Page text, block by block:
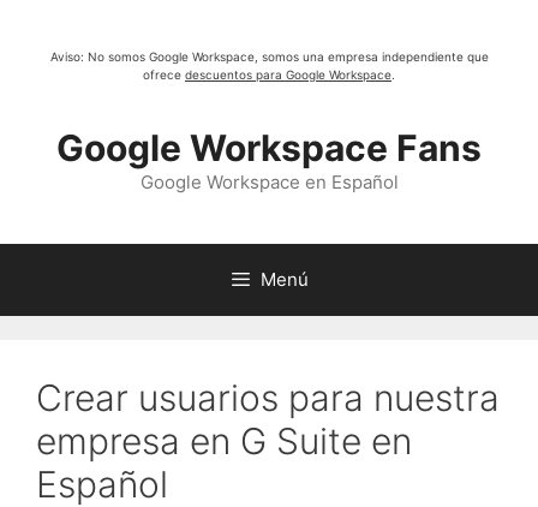
Aviso: No somos Google Workspace, somos una empresa independiente que
ofrece descuentos para Google Workspace
Google Workspace Fans
Google Workspace en Español
Menú
Crear usuarios para nuestra
empresa en G Suite en
Español